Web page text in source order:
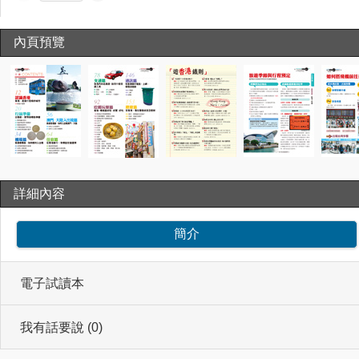
內頁預覽
詳細內容
簡介
電子試讀本
我有話要說 (0)